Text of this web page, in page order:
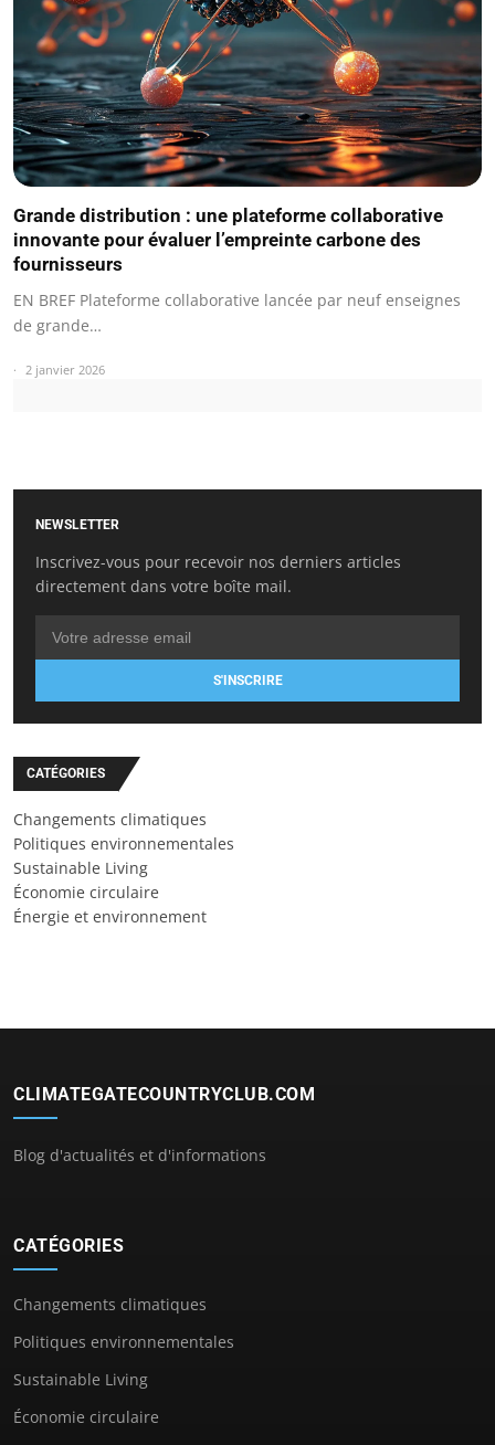
Grande distribution : une plateforme collaborative
innovante pour évaluer l’empreinte carbone des
fournisseurs
EN BREF Plateforme collaborative lancée par neuf enseignes
de grande…
2 janvier 2026
NEWSLETTER
Inscrivez-vous pour recevoir nos derniers articles
directement dans votre boîte mail.
S'INSCRIRE
CATÉGORIES
Changements climatiques
Politiques environnementales
Sustainable Living
Économie circulaire
Énergie et environnement
CLIMATEGATECOUNTRYCLUB.COM
Blog d'actualités et d'informations
CATÉGORIES
Changements climatiques
Politiques environnementales
Sustainable Living
Économie circulaire